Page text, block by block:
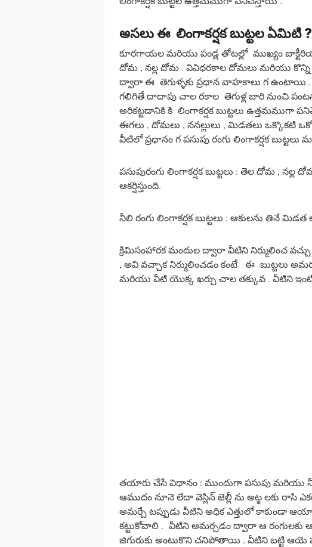
అసలు ఈ లింగాకర్షక బుట్టల ఏమిటి ?
కూరగాయల మరియు పండ్ల తోటల్లో ముఖ్యం బాక్టీరియా
దోమ , నల్ల దోమ . వివిధరకాల దోమలు మరియు కొన్ని
ద్వారా ఈ తెగుళ్ళకు ప్రధాన వాహకాలు గ ఉంటాయి .
గలిగితే దాదాపు చాల రకాల తెగుళ్ల బారి నుంచి
అరికట్టడానికి కి లింగాకర్షక బుట్టలు ఉత్తమముగా
ఈగలు , దోమలు , ననల్లులు , మిడతలు ఒక్కొకటి
వీటిలో ప్రధానం గ పసుపు రంగు లింగాకర్షక
పసుపురంగు లింగాకర్షక బుట్టలు : తెల దోమ ,
ఆకర్షిస్తుంది.
నీలి రంగు లింగాకర్షక బుట్టలు : ఆకులను తినే మిడత
క్రిమిసంహారక మందుల ద్వారా వీటిని నిర్ములించ
, అవి వచ్చాక నిర్ములించడం కంటే ఈ బుట్టలు
మరియు వీటి యొక్క ఖర్చు చాల తక్కువ . వీటిని
తయారు చేసే విధానం : ముందుగా పసుపు మరియు
ఆముదం నూనె లేదా వెస్లిన్ జెల్లీ ను అట్ఠ లకు రాసి
అమర్చే టప్పుడు వీటిని అధిక ఎత్తులో కాకుండా ఆయా
కట్టుకోవాలి . వీటిని అమర్చడం ద్వారా ఆ రంగులకు
జిగురుకు అంటుకొని చనిపోతాయి . వీటిని బట్టి ఆయె